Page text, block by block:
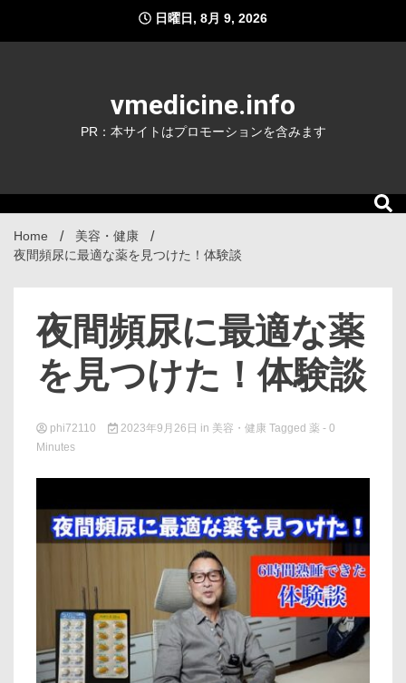
content
日曜日, 8月 9, 2026
vmedicine.info
PR：本サイトはプロモーションを含みます
Home
美容・健康
夜間頻尿に最適な薬を見つけた！体験談
夜間頻尿に最適な薬
を見つけた！体験談
phi72110 2023年9月26日 in 美容・健康 Tagged 薬 - 0
Minutes